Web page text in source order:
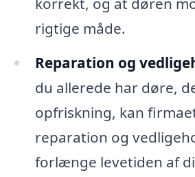
rigtige måde.
Reparation og
du allerede har døre,
opfriskning, kan
reparation og
forlænge levetiden af